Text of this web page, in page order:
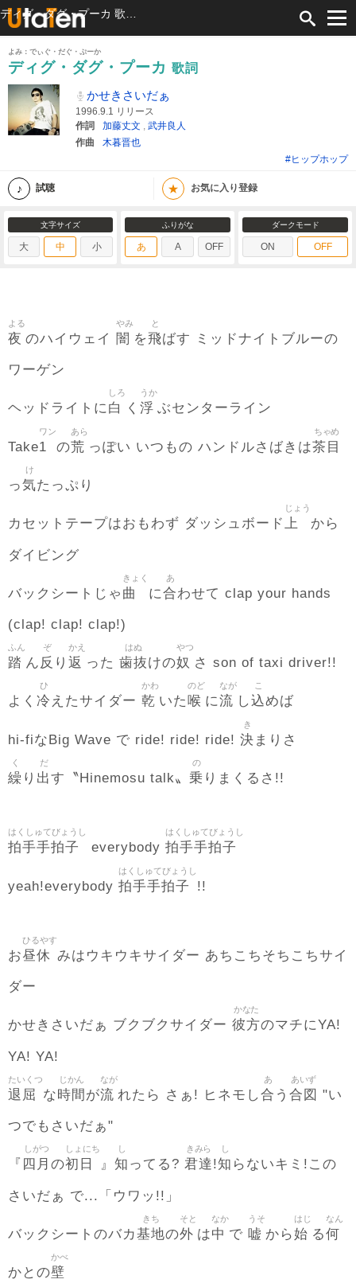
よみ：でぃぐ・だぐ・ぷーか
ディグ・ダグ・プーカ 歌詞
かせきさいだぁ
1996.9.1 リリース
作詞
加藤丈文 , 武井良人
作曲
木暮晋也
#ヒップホップ
試聴 ★ お気に入り登録
文字サイズ
大 中 小
ふりがな
あ A OFF
ダークモード
ON OFF
夜
よる
のハイウェイ 闇
やみ
を飛
と
ばす ミッドナイトブルーの
ワーゲン
ヘッドライトに白
しろ
く 浮
うか
ぶセンターライン
Take1
ワン
の荒
あら
っぽい いつもの ハンドルさばきは茶目
ちゃめ
っ気
け
たっぷり
カセットテープはおもわず ダッシュボード上
じょう
から
ダイビング
バックシートじゃ 曲
きょく
に合
あ
わせて clap your hands
(clap! clap! clap!)
踏
ふん
ん 反
ぞ
り 返
かえ
った 歯抜
はぬ
けの奴
やつ
さ son of taxi driver!!
よく 冷
ひ
えたサイダー 乾
かわ
いた喉
のど
に流
なが
し込
こ
めば
hi-fiなBig Wave で ride! ride! ride! 決
き
まりさ
繰
く
り 出
だ
す〝Hinemosu talk〟 乗
の
りまくるさ!!
拍手手拍子
はくしゅてびょうし
everybody 拍手手拍子
はくしゅてびょうし
yeah!everybody 拍手手拍子
はくしゅてびょうし
!!
お昼休
ひるやす
みはウキウキサイダー あちこちそちこちサイ
ダー
かせきさいだぁ ブクブクサイダー 彼方
かなた
のマチにYA!
YA! YA!
退屈
たいくつ
な時間
じかん
が流
なが
れたら さぁ! ヒネモし合
あ
う 合図
あいず
"い
つでもさいだぁ"
『 四月
しがつ
の初日
しょにち
』 知
し
ってる? 君達
きみら
!知
し
らないキミ!この
さいだぁ で...「ウワッ!!」
バックシートのバカ基地
きち
の外
そと
は中
なか
で 嘘
うそ
から始
はじ
る何
なん
かとの壁
かべ